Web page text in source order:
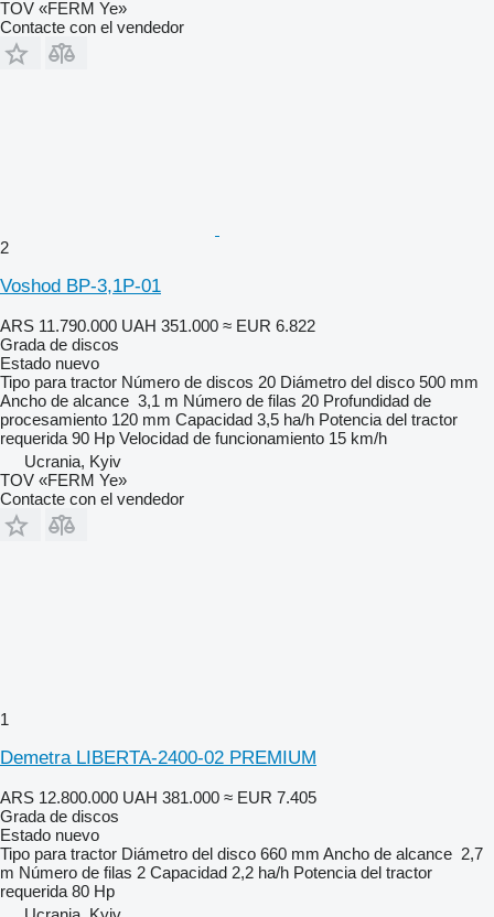
TOV «FERM Ye»
Contacte con el vendedor
2
Voshod BP-3,1P-01
ARS 11.790.000 UAH 351.000 ≈ EUR 6.822
Grada de discos
Estado nuevo
Tipo para tractor Número de discos 20 Diámetro del disco 500 mm
Ancho de alcance 3,1 m Número de filas 20 Profundidad de
procesamiento 120 mm Capacidad 3,5 ha/h Potencia del tractor
requerida 90 Hp Velocidad de funcionamiento 15 km/h
Ucrania, Kyiv
TOV «FERM Ye»
Contacte con el vendedor
1
Demetra LIBERTA-2400-02 PREMIUM
ARS 12.800.000 UAH 381.000 ≈ EUR 7.405
Grada de discos
Estado nuevo
Tipo para tractor Diámetro del disco 660 mm Ancho de alcance 2,7
m Número de filas 2 Capacidad 2,2 ha/h Potencia del tractor
requerida 80 Hp